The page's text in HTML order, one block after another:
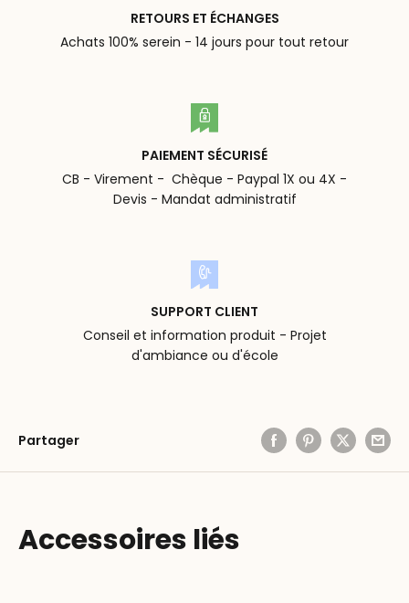
RETOURS ET ÉCHANGES
Achats 100% serein - 14 jours pour tout retour
PAIEMENT SÉCURISÉ
CB - Virement - Chèque - Paypal 1X ou 4X -
Devis - Mandat administratif
SUPPORT CLIENT
Conseil et information produit - Projet
d'ambiance ou d'école
Partager
Accessoires liés